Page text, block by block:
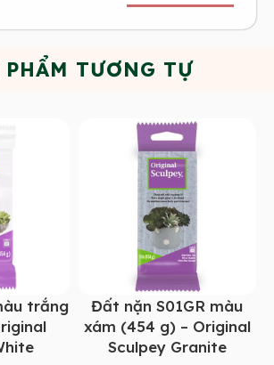
PHẨM TƯƠNG TỰ
trắng
Đất nặn S01GR màu
xám (454 g) – Original
Sculpey Granite